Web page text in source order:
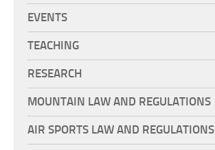
EVENTS
TEACHING
RESEARCH
MOUNTAIN LAW AND REGULATIONS
AIR SPORTS LAW AND REGULATIONS